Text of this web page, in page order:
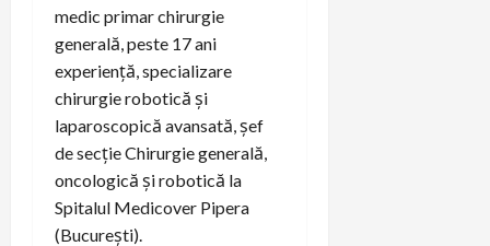
medic primar chirurgie
generală, peste 17 ani
experiență, specializare
chirurgie robotică și
laparoscopică avansată, șef
de secție Chirurgie generală,
oncologică și robotică la
Spitalul Medicover Pipera
(București).